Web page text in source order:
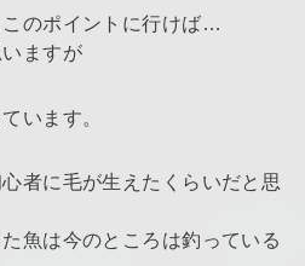
のポイントに行けば…
ますが
います。
者に毛が生えたくらいだと思
魚は今のところは釣っている